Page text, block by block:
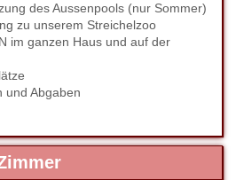
des Aussenpools (nur Sommer)
zu unserem Streichelzoo
im ganzen Haus und auf der
und Abgaben